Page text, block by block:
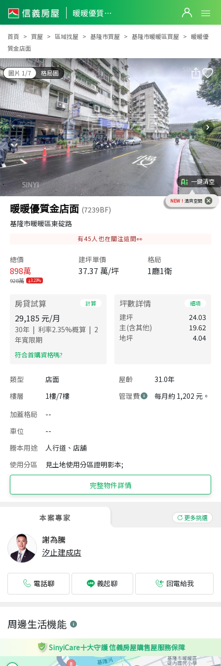
暖暖優質金店面
暖暖優質金店面
首頁 買屋 區域找屋 基隆市買屋 基隆市暖暖區買屋
暖暖優
質金店面
圖片 1/7 格局圖
一鍵清空
NEW！ 清爽空間
暖暖優質金店面 (7239BF)
基隆市暖暖區東碇路
有45 人也在關注這間👀
總價
898萬
928萬 3.23%
建坪單價
37.37 萬/坪
格局
1廳1衛
房貸試算 計算
29,185 元/月
30年 | 利率2.35%概算 | 2
年寬限期
​符合首購資格嗎?
坪數詳情 細項
建坪
24.03
主(含其他)
19.62
地坪
4.04
類型 店面 屋齡
31.0年
樓層
1樓/7樓 管理費
每月約 1,202 元。
加蓋格局
--
車位
--
謄本用途
人行道、店舖
使用分區
見土地使用分區證明影本;
完整物件詳情
本案專家 更多挑選
謝為騰
汐止建成店
電話聊 義起聊 回電給我
周邊生活機能
SinyiCare十大守護 信義房屋購售屋服務保障